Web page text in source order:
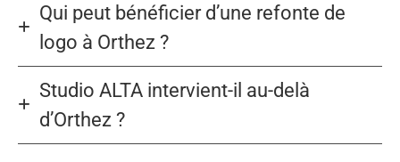
Qui peut bénéficier d’une refonte de
logo à Orthez ?
Studio ALTA intervient-il au-delà
d’Orthez ?